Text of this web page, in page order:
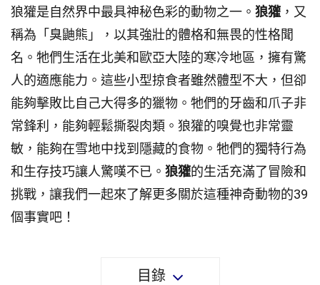
狼獾是自然界中最具神秘色彩的動物之一。 狼獾 ，又
稱為「臭鼬熊」，以其強壯的體格和無畏的性格聞
名。牠們生活在北美和歐亞大陸的寒冷地區，擁有驚
人的適應能力。這些小型掠食者雖然體型不大，但卻
能夠擊敗比自己大得多的獵物。牠們的牙齒和爪子非
常鋒利，能夠輕鬆撕裂肉類。狼獾的嗅覺也非常靈
敏，能夠在雪地中找到隱藏的食物。牠們的獨特行為
和生存技巧讓人驚嘆不已。 狼獾的生活充滿了冒險和
挑戰，讓我們一起來了解更多關於這種神奇動物的39
個事實吧！
目錄